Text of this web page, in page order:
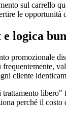
sul carrello
le
logica
promozionale
cliente
perché il